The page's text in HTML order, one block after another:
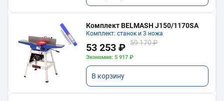
Комплект BELMASH J150/1170SA
Комплект: станок и 3 ножа
53 253 ₽ 59 170 ₽
Экономия: 5 917 ₽
В корзину